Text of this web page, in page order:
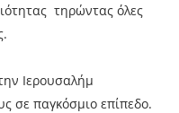
τηρώντας όλες
Ιερουσαλήμ
σε παγκόσμιο επίπεδο.